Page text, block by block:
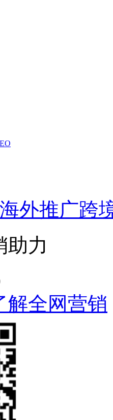
外推广跨
助力
解全网营销